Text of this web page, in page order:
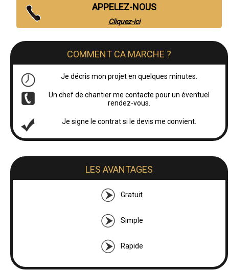
APPELEZ-NOUS
Cliquez-ici
COMMENT CA MARCHE ?
Je décris mon projet en quelques minutes.
Un chef de chantier me contacte pour un éventuel
rendez-vous.
Je signe le contrat si le devis me convient.
LES AVANTAGES
Gratuit
Simple
Rapide